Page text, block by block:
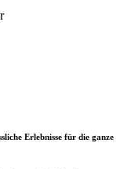
Erlebnisse für die ganze